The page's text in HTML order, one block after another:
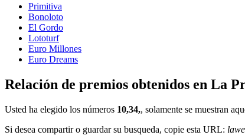
Primitiva
Bonoloto
El Gordo
Lototurf
Euro Millones
Euro Dreams
Relación de premios obtenidos en La
Usted ha elegido los números 10,34,, solamente se muestran
Si desea compartir o guardar su busqueda, copie esta URL: